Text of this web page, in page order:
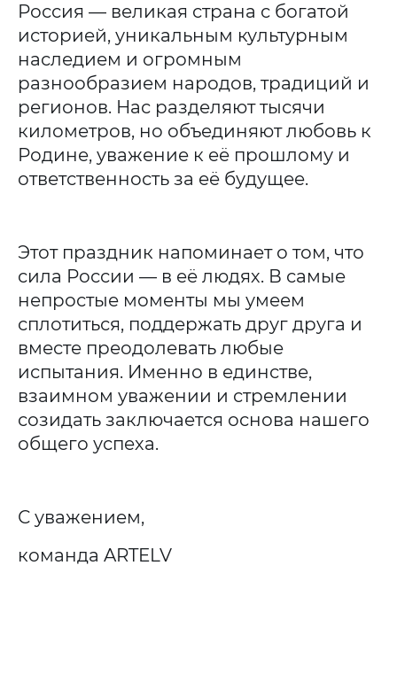
Россия — великая страна с богатой
историей, уникальным культурным
наследием и огромным
разнообразием народов, традиций и
регионов. Нас разделяют тысячи
километров, но объединяют любовь к
Родине, уважение к её прошлому и
ответственность за её будущее.
Этот праздник напоминает о том, что
сила России — в её людях. В самые
непростые моменты мы умеем
сплотиться, поддержать друг друга и
вместе преодолевать любые
испытания. Именно в единстве,
взаимном уважении и стремлении
созидать заключается основа нашего
общего успеха.
С уважением,
команда ARTELV